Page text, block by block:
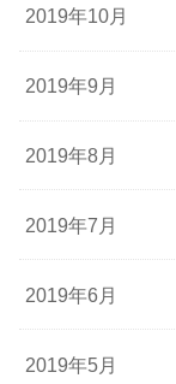
2019年10月
2019年9月
2019年8月
2019年7月
2019年6月
2019年5月